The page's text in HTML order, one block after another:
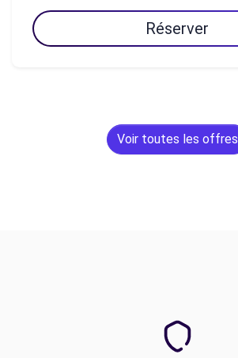
Réserver
Voir toutes les offres